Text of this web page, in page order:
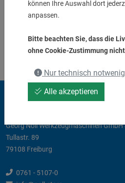
können Ihre Auswahl dort
anpassen.
Bitte beachten Sie, dass die
ohne Cookie-Zustimmung
Nur technisch
Alle akzeptieren
Georg Noll Werkzeugmaschinen GmbH
Tullastr. 89
79108 Freiburg
0761 - 5107-0